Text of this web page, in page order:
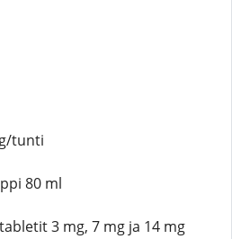
tunti
80 ml
3 mg, 7 mg ja 14 mg